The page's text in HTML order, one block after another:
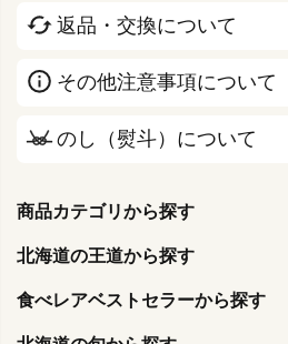
返品・交換について
その他注意事項について
のし（熨斗）について
商品カテゴリから探す
北海道の王道から探す
食べレアベストセラーから探す